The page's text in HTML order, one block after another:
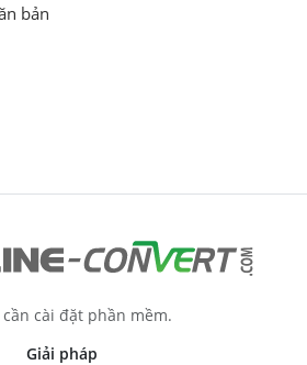
bản
cần cài đặt phần mềm.
Giải pháp